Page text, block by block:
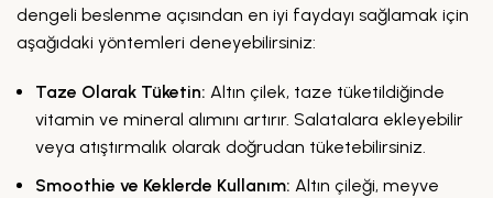
dengeli beslenme açısından en iyi faydayı sağlamak için
aşağıdaki yöntemleri deneyebilirsiniz:
Taze Olarak Tüketin: Altın çilek, taze tüketildiğinde
vitamin ve mineral alımını artırır. Salatalara ekleyebilir
veya atıştırmalık olarak doğrudan tüketebilirsiniz.
Smoothie ve Keklerde Kullanım: Altın çileği, meyve